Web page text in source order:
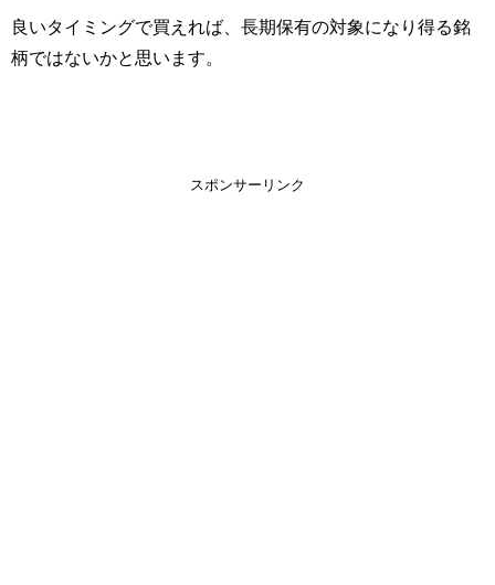
良いタイミングで買えれば、長期保有の対象になり得る銘
柄ではないかと思います。
スポンサーリンク